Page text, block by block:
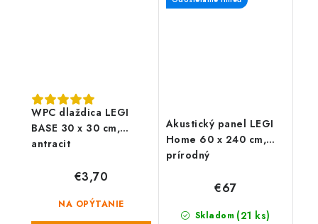
Jednoduché použitie.
WPC dlaždica LEGI
BASE 30 x 30 cm,
antracit
NA OPÝTANIE
€3,70
Akustický panel LEGI
Home 60 x 240 cm,
prírodný
Skladom (21 ks)
€67